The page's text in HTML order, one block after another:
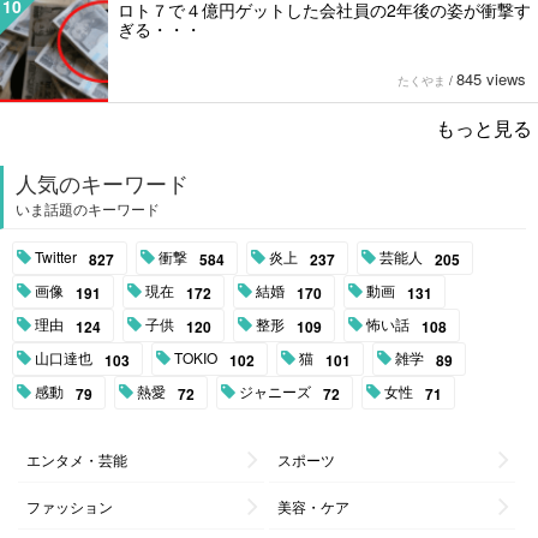
10
ロト７で４億円ゲットした会社員の2年後の姿が衝撃す
ぎる・・・
たくやま / 845 views
もっと見る
人気のキーワード
いま話題のキーワード
Twitter 827 衝撃 584 炎上 237 芸能人 205
画像 191 現在 172 結婚 170 動画 131
理由 124 子供 120 整形 109 怖い話 108
山口達也 103 TOKIO 102 猫 101 雑学 89
感動 79 熱愛 72 ジャニーズ 72 女性 71
エンタメ・芸能 スポーツ
ファッション 美容・ケア